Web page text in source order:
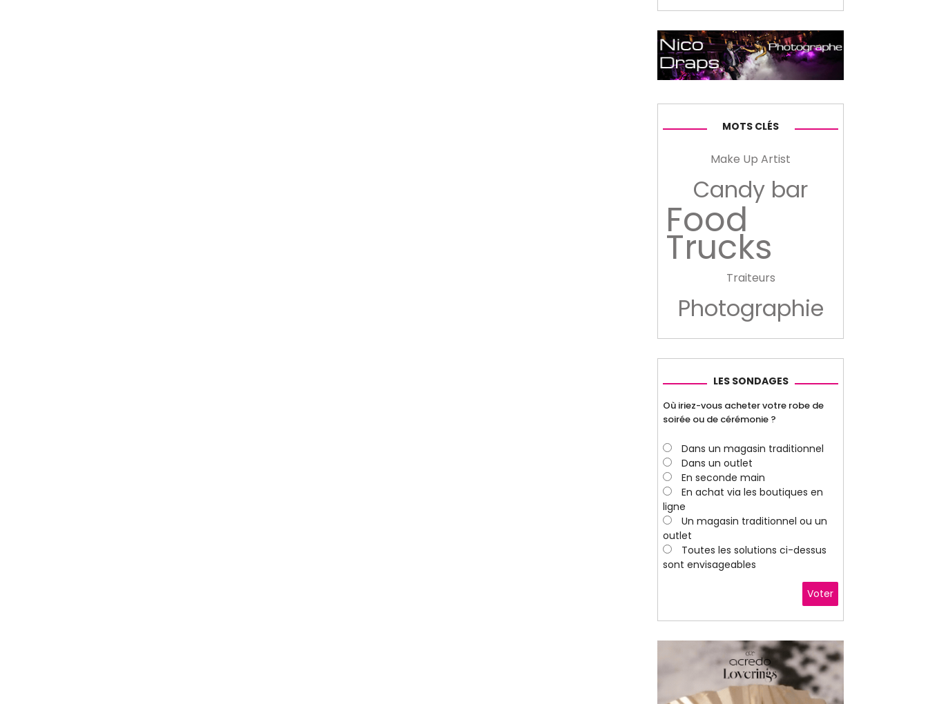
MOTS CLÉS
Make Up Artist
Candy bar
Food
Trucks
Traiteurs
Photographie
LES SONDAGES
Où iriez-vous acheter votre robe de
soirée ou de cérémonie ?
Dans un magasin traditionnel
Dans un outlet
En seconde main
En achat via les boutiques en
ligne
Un magasin traditionnel ou un
outlet
Toutes les solutions ci-dessus
sont envisageables
Voter